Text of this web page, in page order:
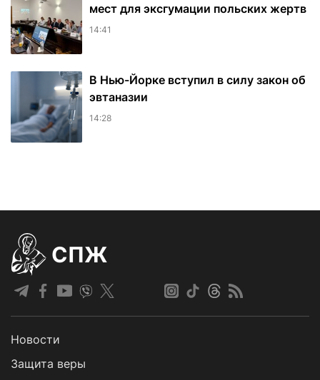
мест для эксгумации польских жертв
14:41
В Нью-Йорке вступил в силу закон об
эвтаназии
14:28
СПЖ
Новости
Защита веры